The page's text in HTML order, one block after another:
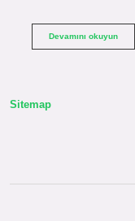
Devamını okuyun
Sitemap